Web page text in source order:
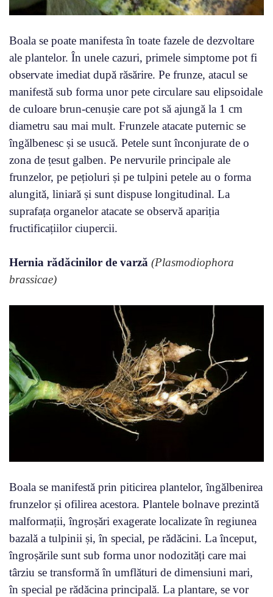
Boala se poate manifesta în toate fazele de dezvoltare
ale plantelor. În unele cazuri, primele simptome pot fi
observate imediat după răsărire. Pe frunze, atacul se
manifestă sub forma unor pete circulare sau elipsoidale
de culoare brun-cenușie care pot să ajungă la 1 cm
diametru sau mai mult. Frunzele atacate puternic se
îngălbenesc și se usucă. Petele sunt înconjurate de o
zona de țesut galben. Pe nervurile principale ale
frunzelor, pe pețioluri și pe tulpini petele au o forma
alungită, liniară și sunt dispuse longitudinal. La
suprafața organelor atacate se observă apariția
fructificațiilor ciupercii.
Hernia rădăcinilor de varză (Plasmodiophora
brassicae)
Boala se manifestă prin piticirea plantelor, îngălbenirea
frunzelor și ofilirea acestora. Plantele bolnave prezintă
malformații, îngroșări exagerate localizate în regiunea
bazală a tulpinii și, în special, pe rădăcini. La început,
îngroșările sunt sub forma unor nodozități care mai
târziu se transformă în umflături de dimensiuni mari,
în special pe rădăcina principală. La plantare, se vor